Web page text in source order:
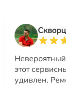
этот
удивлен.